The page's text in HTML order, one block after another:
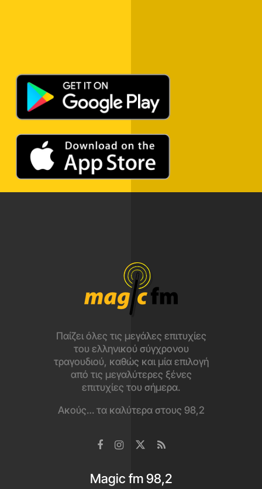
Παίζει όλες τις μεγάλες επιτυχίες
του ελληνικού σύγχρονου
τραγουδιού, καθώς και μία επιλογή
από τις μεγαλύτερες ξένες
επιτυχίες του σήμερα.
Ακούς… τα καλύτερα στους 98,2
Magic fm 98,2